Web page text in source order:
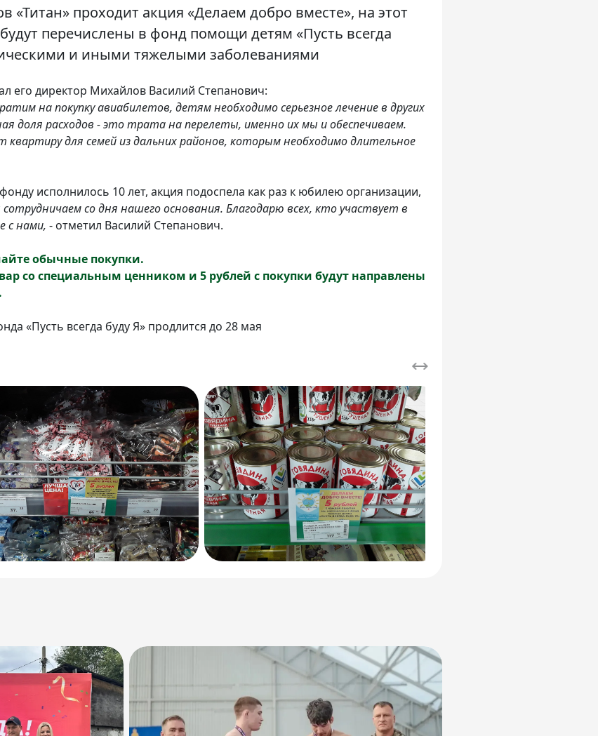
«Титан» проходит акция «Делаем добро вместе», на этот
перечислены в фонд помощи детям «Пусть всегда
и иными тяжелыми заболеваниями
его директор Михайлов Василий Степанович:
на покупку авиабилетов, детям необходимо серьезное лечение в других
доля расходов - это трата на перелеты, именно их мы и обеспечиваем.
для семей из дальних районов, которым необходимо длительное
исполнилось 10 лет, акция подоспела как раз к юбилею организации,
со дня нашего основания. Благодарю всех, кто участвует в
с нами, - отметил Василий Степанович.
обычные покупки.
со специальным ценником и 5 рублей с покупки будут направлены
«Пусть всегда буду Я» продлится до 28 мая